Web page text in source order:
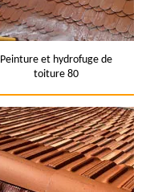
Peinture et hydrofuge de
toiture 80